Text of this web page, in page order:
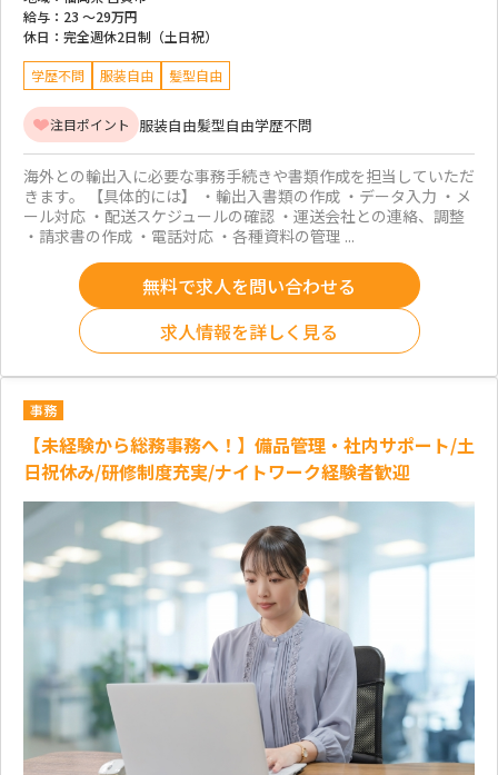
給与： 23 ～29万円
休日： 完全週休2日制（土日祝）
学歴不問 服装自由 髪型自由
注目ポイント 服装自由髪型自由学歴不問
海外との輸出入に必要な事務手続きや書類作成を担当していただ
きます。 【具体的には】 ・輸出入書類の作成 ・データ入力 ・メ
ール対応 ・配送スケジュールの確認 ・運送会社との連絡、調整
・請求書の作成 ・電話対応 ・各種資料の管理 ...
無料で求人を問い合わせる
求人情報を詳しく見る
事務
【未経験から総務事務へ！】備品管理・社内サポート/土
日祝休み/研修制度充実/ナイトワーク経験者歓迎